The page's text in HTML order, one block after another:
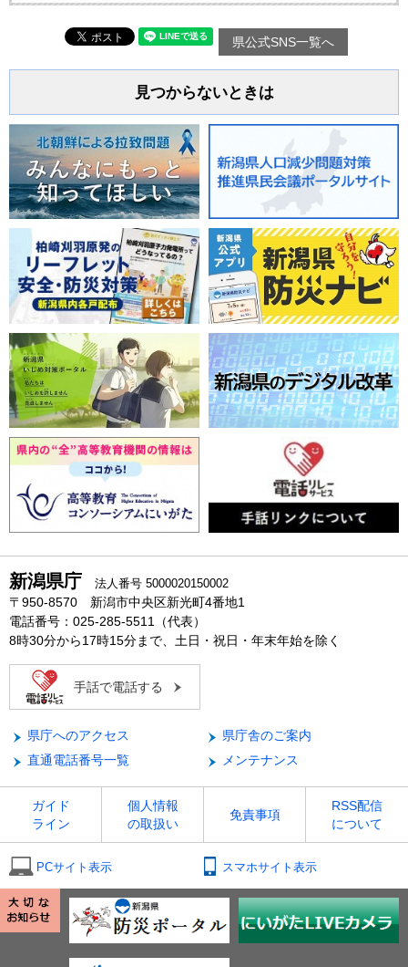
県公式SNS一覧へ
見つからないときは
新潟県庁 法人番号 5000020150002
〒950-8570 新潟市中央区新光町4番地1
電話番号：025-285-5511（代表）
8時30分から17時15分まで、土日・祝日・年末年始を除く
手話で電話する
県庁へのアクセス
県庁舎のご案内
直通電話番号一覧
メンテナンス
ガイド
ライン
個人情報
の取扱い
免責事項
RSS配信
について
PCサイト表示 スマホサイト表示